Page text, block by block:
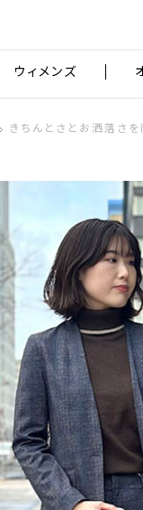
ーツブランド ONLY
ウィメンズ
きちんとさとお洒落さを